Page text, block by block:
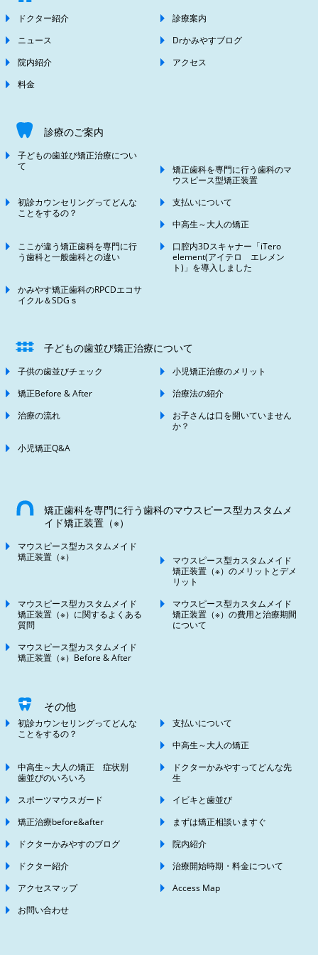
ドクター紹介
診療案内
ニュース
Drかみやすブログ
院内紹介
アクセス
料金
診療のご案内
子どもの歯並び矯正治療につい
て
矯正歯科を専門に行う歯科のマ
ウスピース型矯正装置
初診カウンセリングってどんな
ことをするの？
支払いについて
中高生～大人の矯正
ここが違う矯正歯科を専門に行
う歯科と一般歯科との違い
口腔内3Dスキャナー「iTero
element(アイテロ エレメン
ト)」を導入しました
かみやす矯正歯科のRPCDエコサ
イクル＆SDGｓ
子どもの歯並び矯正治療について
子供の歯並びチェック
小児矯正治療のメリット
矯正Before & After
治療法の紹介
治療の流れ
お子さんは口を開いていません
か？
小児矯正Q&A
矯正歯科を専門に行う歯科のマウスピース型カスタムメ
イド矯正装置（※）
マウスピース型カスタムメイド
矯正装置（※）
マウスピース型カスタムメイド
矯正装置（※）のメリットとデメ
リット
マウスピース型カスタムメイド
矯正装置（※）に関するよくある
質問
マウスピース型カスタムメイド
矯正装置（※）の費用と治療期間
について
マウスピース型カスタムメイド
矯正装置（※）Before & After
その他
初診カウンセリングってどんな
ことをするの？
支払いについて
中高生～大人の矯正
中高生～大人の矯正 症状別
歯並びのいろいろ
ドクターかみやすってどんな先
生
スポーツマウスガード
イビキと歯並び
矯正治療before&after
まずは矯正相談いますぐ
ドクターかみやすのブログ
院内紹介
ドクター紹介
治療開始時期・料金について
アクセスマップ
Access Map
お問い合わせ